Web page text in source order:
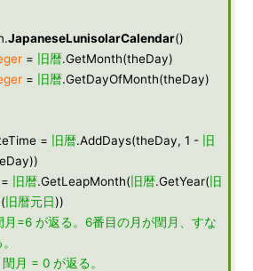
JapaneseLunisolarCalendar()
= 旧暦.GetMonth(theDay)
= 旧暦.GetDayOfMonth(theDay)
= 旧暦.AddDays(theDay, 1 - 旧
= 旧暦.GetLeapMonth( 旧暦.GetYear( 旧
旧暦元日))
月=6 が返る。6番目の月が閏月、すな
月 = 0 が返る。